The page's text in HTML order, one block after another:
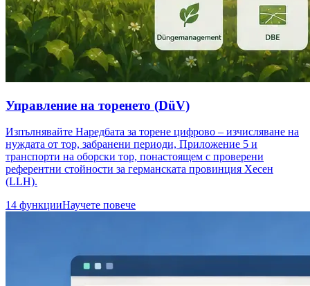
Управление на торенето (DüV)
Изпълнявайте Наредбата за торене цифрово – изчисляване на
нуждата от тор, забранени периоди, Приложение 5 и
транспорти на оборски тор, понастоящем с проверени
референтни стойности за германската провинция Хесен
(LLH).
14 функцииНаучете повече